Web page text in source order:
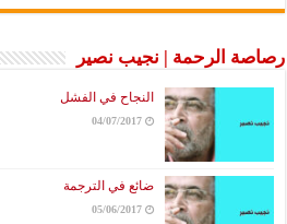
رصاصة الرحمة | نجيب نصير
النجاح في الفشل
04/07/2017
ضائع في الترجمة
05/06/2017